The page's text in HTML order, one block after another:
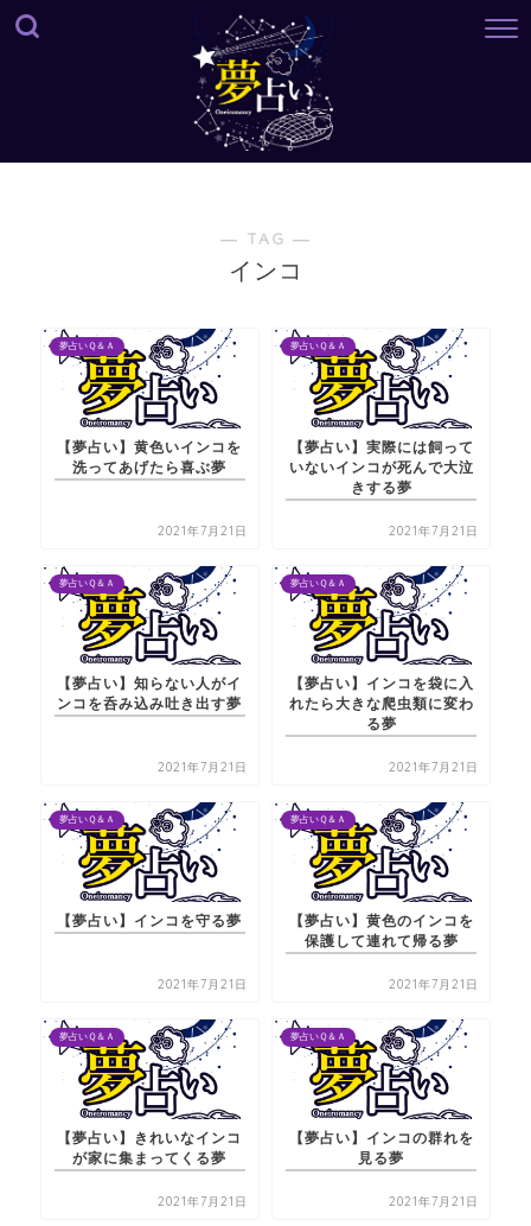
― TAG ―
インコ
夢占いＱ＆Ａ
【夢占い】黄色いインコを
洗ってあげたら喜ぶ夢
2021年7月21日
夢占いＱ＆Ａ
【夢占い】実際には飼って
いないインコが死んで大泣
きする夢
2021年7月21日
夢占いＱ＆Ａ
【夢占い】知らない人がイ
ンコを呑み込み吐き出す夢
2021年7月21日
夢占いＱ＆Ａ
【夢占い】インコを袋に入
れたら大きな爬虫類に変わ
る夢
2021年7月21日
夢占いＱ＆Ａ
【夢占い】インコを守る夢
2021年7月21日
夢占いＱ＆Ａ
【夢占い】黄色のインコを
保護して連れて帰る夢
2021年7月21日
夢占いＱ＆Ａ
【夢占い】きれいなインコ
が家に集まってくる夢
2021年7月21日
夢占いＱ＆Ａ
【夢占い】インコの群れを
見る夢
2021年7月21日